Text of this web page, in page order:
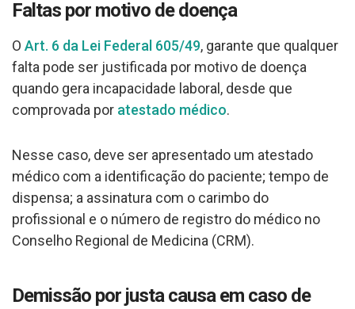
Faltas por motivo de doença
O Art. 6 da Lei Federal 605/49, garante que qualquer
falta pode ser justificada por motivo de doença
quando gera incapacidade laboral, desde que
comprovada por atestado médico.
Nesse caso, deve ser apresentado um atestado
médico com a identificação do paciente; tempo de
dispensa; a assinatura com o carimbo do
profissional e o número de registro do médico no
Conselho Regional de Medicina (CRM).
Demissão por justa causa em caso de